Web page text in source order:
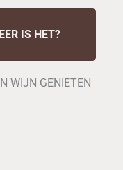
IS HET?
WIJN GENIETEN